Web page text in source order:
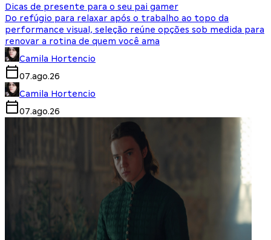
Dicas de presente para o seu pai gamer
Do refúgio para relaxar após o trabalho ao topo da
performance visual, seleção reúne opções sob medida para
renovar a rotina de quem você ama
Camila Hortencio
07.ago.26
Camila Hortencio
07.ago.26